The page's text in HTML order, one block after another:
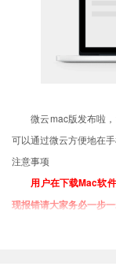
微云mac版发布啦，
可以通过微云方便地在
注意事项
用户在下载Mac软
现报错请大家务必一步
XX软件已损坏，无